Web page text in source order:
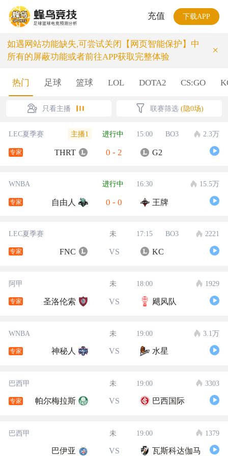
充值 下载APP
如遇网站功能缺失,可尝试关闭【网页智能保护】中
所有的屏蔽功能或者前往APP获取完整体验
×
热门 足球 篮球 LOL DOTA2 CS:GO
只看主播 联赛筛选 (隐0场)
LEC夏季赛 主播1 进行中 15:00 BO3 2.3万
专家 THRT 0 - 2 G2
WNBA 进行中 16:30 15.5万
专家 自由人 0 - 0 王牌
LEC夏季赛 未 17:15 BO3 2221
专家 FNC VS KC
阿甲 未 18:00 1929
专家 圣洛伦索 VS 飓风队
WNBA 未 19:00 3.1万
专家 神秘人 VS 水星
巴西甲 未 19:00 3303
专家 帕尔梅拉斯 VS 巴西国际
巴西甲 未 19:00 1379
巴伊亚 VS 瓦斯科达伽马